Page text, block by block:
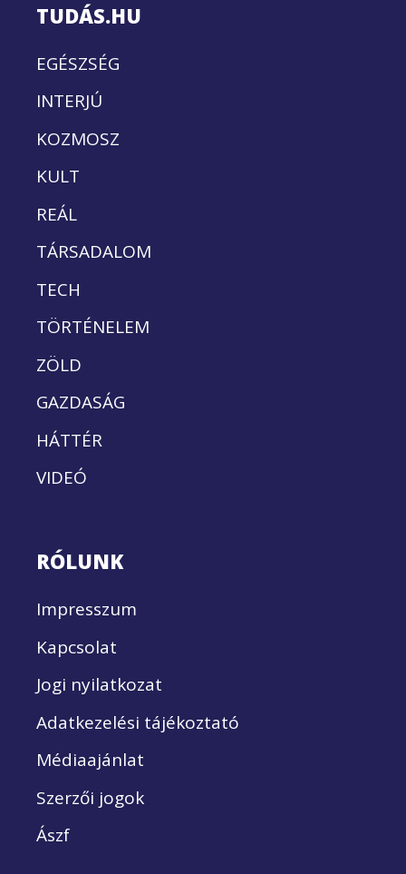
TUDÁS.HU
EGÉSZSÉG
INTERJÚ
KOZMOSZ
KULT
REÁL
TÁRSADALOM
TECH
TÖRTÉNELEM
ZÖLD
GAZDASÁG
HÁTTÉR
VIDEÓ
RÓLUNK
Impresszum
Kapcsolat
Jogi nyilatkozat
Adatkezelési tájékoztató
Médiaajánlat
Szerzői jogok
Ászf